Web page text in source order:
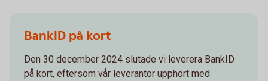
BankID på kort
Den 30 december 2024 slutade vi leverera BankID
på kort, eftersom vår leverantör upphört med